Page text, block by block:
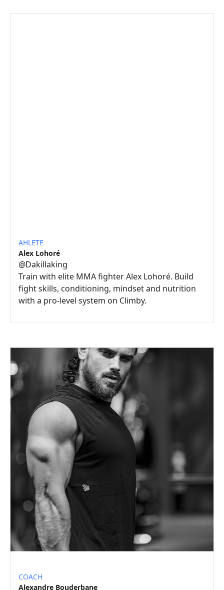
AHLETE
Alex Lohoré
@Dakillaking
Train with elite MMA fighter Alex Lohoré. Build
fight skills, conditioning, mindset and nutrition
with a pro-level system on Climby.
COACH
Alexandre Bouderbane